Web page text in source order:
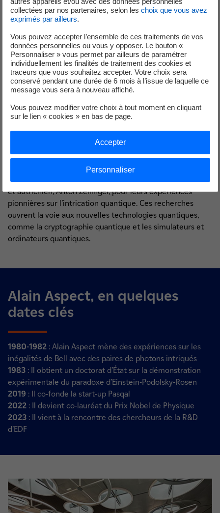
Stockholm qui cherche absolument
à vous joindre »
C'est comme cela qu'Alain Aspect a découvert en octobre
2022 qu'il recevait le Prix Nobel de Physique, via cet appel
de l'Académie royale des sciences de Suède.
Alain Aspect est professeur à l'Institut d'Optique Graduate
School (Université Paris-Saclay), professeur à l’
Polytechniqueet directeur de recherche émérite du
. En octobre 2022, son assistante le contacte pour lui
dire que "quelqu'un à Stockholm cherche absolument à le
joindre". Il apprend que le Prix Nobel de Physique lui est
décerné ainsi qu'à ses collègues américain, John F. Clauser,
et autrichien, Anton Zeilinger, pour leurs expériences
pionnières sur l’intrication quantique. Ces recherches
ouvrent la voie aux nouvelles technologies quantiques,
comme la cryptographie quantique et les simulateurs et
ordinateurs quantiques.
Alain Aspect, en quelques
dates clés
1980-1982 : Alain Aspect mène des expériences sur les
inégalités de Bell avec des paires de photons intriqués
1983 : Il obtient un doctorat d’État sur la démonstration
expérimentale du paradoxe d’Einstein-Podolsky-Rosen
2019 : Il co-fonde la start-up Pasqal
2022 : Il devient co-lauréat du Prix Nobel de Physique
2023 : Il vient à la rencontre des chercheurs de la R&D
d’EDF
collectées par nos partenaires, selon les choix que vous avez
exprimés par ailleurs.
Vous pouvez accepter l’ensemble de ces traitements de vos
données personnelles ou vous y opposer. Le bouton «
Personnaliser » vous permet par ailleurs de paramétrer
individuellement les finalités de traitement des cookies et
traceurs que vous souhaitez accepter. Votre choix sera
conservé pendant une durée de 6 mois à l’issue de laquelle ce
message vous sera à nouveau affiché.
Vous pouvez modifier votre choix à tout moment en cliquant
sur le lien « cookies » en bas de page.
Personnaliser
Accepter